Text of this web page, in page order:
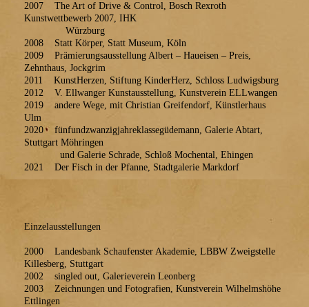
2007 The Art of Drive & Control, Bosch Rexroth
Kunstwettbewerb 2007, IHK
Würzburg
2008 Statt Körper, Statt Museum, Köln
2009 Prämierungsausstellung Albert – Haueisen – Preis,
Zehnthaus, Jockgrim
2011 KunstHerzen, Stiftung KinderHerz, Schloss Ludwigsburg
2012 V. Ellwanger Kunstausstellung, Kunstverein ELLwangen
2019 andere Wege, mit Christian Greifendorf, Künstlerhaus
Ulm
2020 fünfundzwanzigjahreklassegüdemann, Galerie Abtart,
Stuttgart Möhringen
und Galerie Schrade, Schloß Mochental, Ehingen
2021 Der Fisch in der Pfanne, Stadtgalerie Markdorf
Einzelausstellungen
2000 Landesbank Schaufenster Akademie, LBBW Zweigstelle
Killesberg, Stuttgart
2002 singled out, Galerieverein Leonberg
2003 Zeichnungen und Fotografien, Kunstverein Wilhelmshöhe
Ettlingen